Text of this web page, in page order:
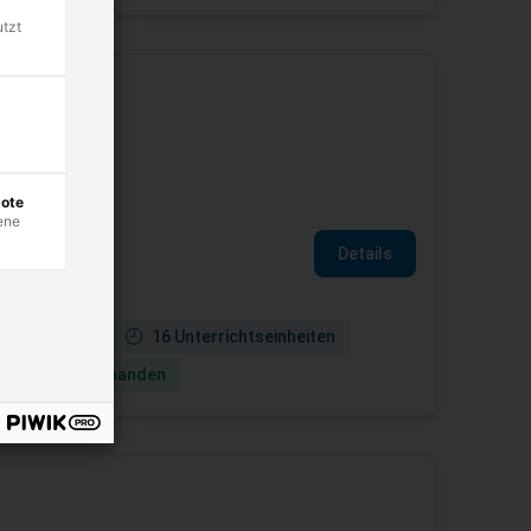
Anlagen.
Details
16 Unterrichtseinheiten
vorhanden